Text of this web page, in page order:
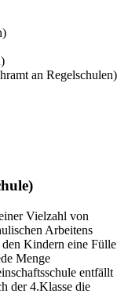
an Regelschulen)
Vielzahl von
Arbeitens
Kindern eine Fülle
Menge
entfällt
der 4.Klasse die